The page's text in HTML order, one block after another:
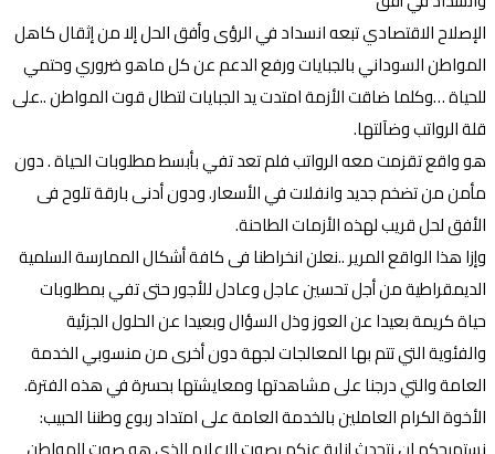
الإصلاح الاقتصادي تبعه انسداد في الرؤى وأفق الحل إلا من إثقال كاهل
المواطن السوداني بالجبايات ورفع الدعم عن كل ماهو ضروري وحتمي
للحياة …وكلما ضاقت الأزمة امتدت يد الجبايات لتطال قوت المواطن ..على
قلة الرواتب وضآلتها.
هو واقع تقزمت معه الرواتب فلم تعد تفي بأبسط مطلوبات الحياة . دون
مأمن من تضخم جديد وانفلات في الأسعار. ودون أدنى بارقة تلوح فى
الأفق لحل قريب لهذه الأزمات الطاحنة.
وإزا هذا الواقع المرير ..نعلن انخراطنا فى كافة أشكال الممارسة السلمية
الديمقراطية من أجل تحسين عاجل وعادل للأجور حتى تفي بمطلوبات
حياة كريمة بعيدا عن العوز وذل السؤال وبعيدا عن الحلول الجزئية
والفئوية التي تتم بها المعالجات لجهة دون أخرى من منسوبي الخدمة
العامة والتي درجنا على مشاهدتها ومعايشتها بحسرة في هذه الفترة.
الأخوة الكرام العاملين بالخدمة العامة على امتداد ربوع وطننا الحبيب: